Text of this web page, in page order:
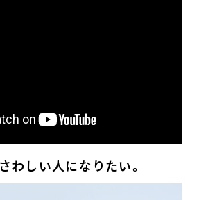
わしい人になりたい。